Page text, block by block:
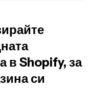
в Shopify, за
си